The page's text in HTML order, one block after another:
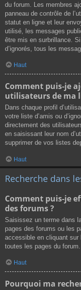
du forum. Les membres
panneau de contrôle de
statut en ligne et leur
utilisé, les messages
être mis en surbrillance.
d’ignorés, tous les
Haut
Comment puis-je
utilisateurs de ma
Dans chaque profil
votre liste d’amis ou
directement des
en saisissant leur nom
supprimer de vos listes
Haut
Recherche dans
Comment puis-je
des forums ?
Saisissez un terme dans
pages des forums ou les
accessible en cliquant sur
toutes les pages du
Haut
Pourquoi ma